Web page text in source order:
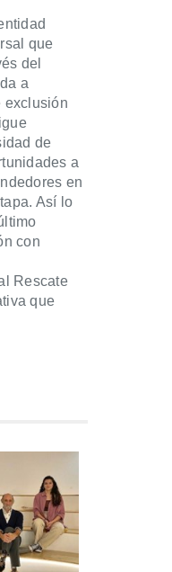
que
del
a
exclusión
de
a
en
Así lo
con
Rescate
que